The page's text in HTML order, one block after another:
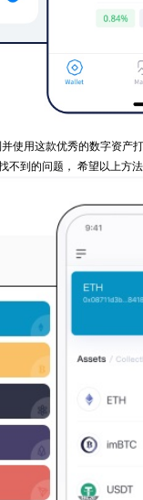
使用这款优秀的数字资产
到的问题， 希望以上方法